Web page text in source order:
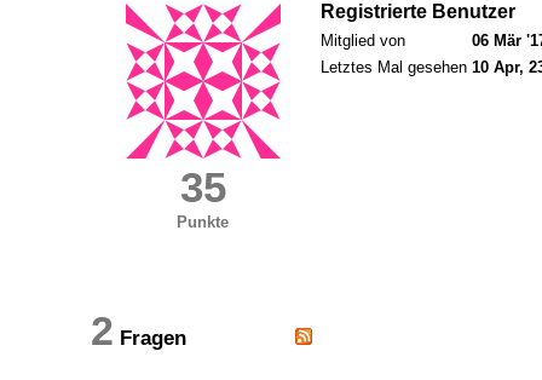
35
Punkte
Registrierte Benutzer
Mitglied von
06 Mär
Letztes Mal gesehen 10 Apr,
2 Fragen